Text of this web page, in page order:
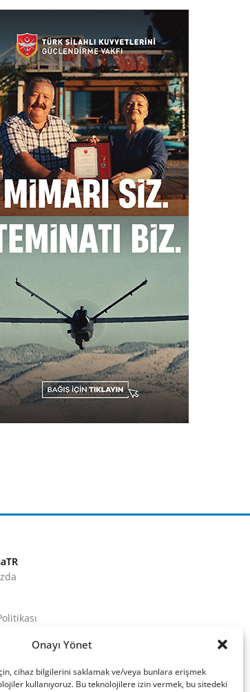
Onayı Yönet
cihaz bilgilerini saklamak ve/veya bunlara erişmek
kullanıyoruz. Bu teknolojilere izin vermek, bu sitedeki